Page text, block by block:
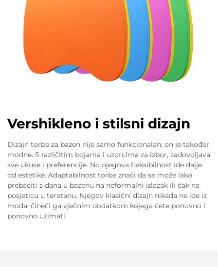
Vershikleno i stilsni dizajn
Dizajn torbe za bazen nije samo funkcionalan; on je također
modne. S različitim bojama i uzorcima za izbor, zadovoljava
sve ukuse i preferencije. No njegova fleksibilnost ide dalje
od estetike. Adaptabilnost torbe znači da se može lako
prebaciti s dana u bazenu na neformalni izlazak ili čak na
posjeticu u teretanu. Njegov klasični dizajn nikada ne ide iz
moda, čineći ga vječnim dodatkom kojega ćete ponovno i
ponovno uzimati.